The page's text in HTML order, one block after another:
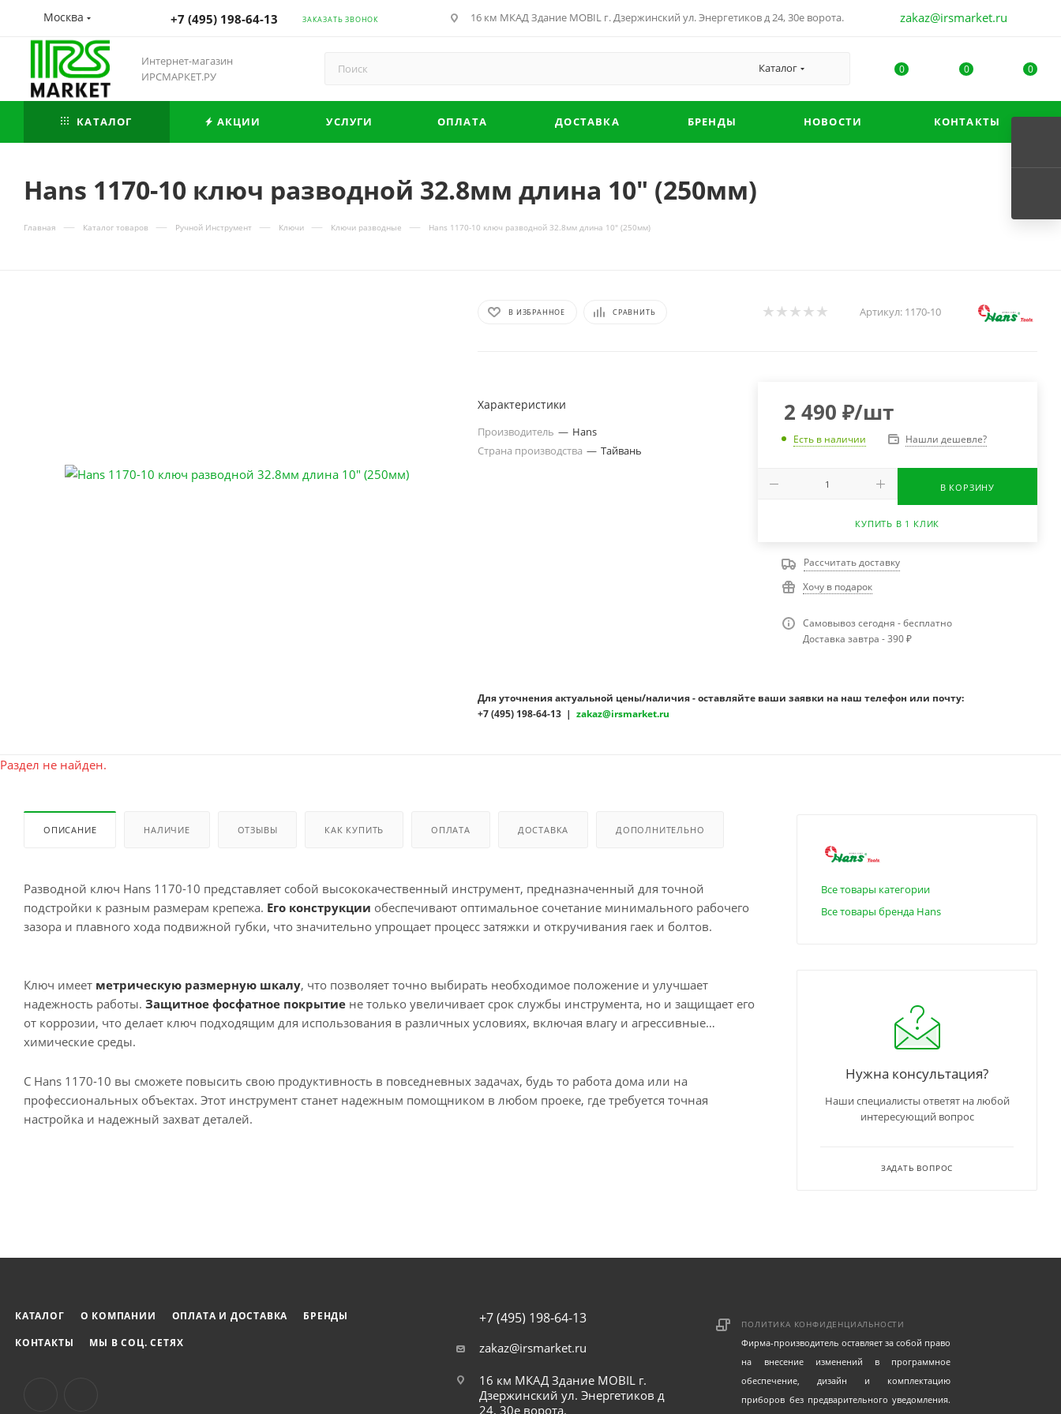
Москва +7 (495) 198-64-13 ЗАКАЗАТЬ ЗВОНОК 16 км МКАД Здание MOBIL г. Дзержинский ул. Энергетиков д 24, 30е ворота. zakaz@irsmarket.ru
Интернет-магазин
ИРСМАРКЕТ.РУ
Каталог 0 0 0
КАТАЛОГ АКЦИИ УСЛУГИ ОПЛАТА ДОСТАВКА БРЕНДЫ НОВОСТИ КОНТАКТЫ
Hans 1170-10 ключ разводной 32.8мм длина 10" (250мм)
Главная — Каталог товаров — Ручной Инструмент — Ключи — Ключи разводные — Hans 1170-10 ключ разводной 32.8мм длина 10" (250мм)
В ИЗБРАННОЕ СРАВНИТЬ Артикул: 1170-10
Характеристики
Производитель — Hans
Страна производства — Тайвань
2 490 ₽/шт
Есть в наличии Нашли дешевле?
В КОРЗИНУ
КУПИТЬ В 1 КЛИК
Рассчитать доставку
Хочу в подарок
Самовывоз сегодня - бесплатно
Доставка завтра - 390 ₽
Для уточнения актуальной цены/наличия - оставляйте ваши заявки на наш телефон или почту:
+7 (495) 198-64-13 |zakaz@irsmarket.ru
Раздел не найден.
ОПИСАНИЕ НАЛИЧИЕ ОТЗЫВЫ КАК КУПИТЬ ОПЛАТА ДОСТАВКА ДОПОЛНИТЕЛЬНО
Разводной ключ Hans 1170-10 представляет собой высококачественный инструмент, предназначенный для точной
подстройки к разным размерам крепежа. Его конструкции обеспечивают оптимальное сочетание минимального рабочего
зазора и плавного хода подвижной губки, что значительно упрощает процесс затяжки и откручивания гаек и болтов.
Ключ имеет метрическую размерную шкалу, что позволяет точно выбирать необходимое положение и улучшает
надежность работы. Защитное фосфатное покрытие не только увеличивает срок службы инструмента, но и защищает его
от коррозии, что делает ключ подходящим для использования в различных условиях, включая влагу и агрессивные
химические среды.
С Hans 1170-10 вы сможете повысить свою продуктивность в повседневных задачах, будь то работа дома или на
профессиональных объектах. Этот инструмент станет надежным помощником в любом проеке, где требуется точная
настройка и надежный захват деталей.
Все товары категории
Все товары бренда Hans
Нужна консультация?
Наши специалисты ответят на любой
интересующий вопрос
ЗАДАТЬ ВОПРОС
КАТАЛОГ О КОМПАНИИ ОПЛАТА И ДОСТАВКА
БРЕНДЫ
КОНТАКТЫ
МЫ В СОЦ. СЕТЯХ
+7 (495) 198-64-13
zakaz@irsmarket.ru
16 км МКАД Здание MOBIL г.
Дзержинский ул. Энергетиков д
24, 30е ворота.
ПОЛИТИКА КОНФИДЕНЦИАЛЬНОСТИ
Фирма-производитель оставляет за собой право
на внесение изменений в программное
обеспечение, дизайн и комплектацию
приборов без предварительного уведомления.